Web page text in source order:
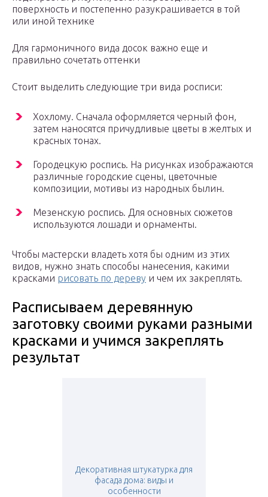
поверхность и постепенно разукрашивается в той
или иной технике
Для гармоничного вида досок важно еще и
правильно сочетать оттенки
Стоит выделить следующие три вида росписи:
Хохлому. Сначала оформляется черный фон,
затем наносятся причудливые цветы в желтых и
красных тонах.
Городецкую роспись. На рисунках изображаются
различные городские сцены, цветочные
композиции, мотивы из народных былин.
Мезенскую роспись. Для основных сюжетов
используются лошади и орнаменты.
Чтобы мастерски владеть хотя бы одним из этих
видов, нужно знать способы нанесения, какими
красками рисовать по дереву и чем их закреплять.
Расписываем деревянную
заготовку своими руками разными
красками и учимся закреплять
результат
Декоративная штукатурка для
фасада дома: виды и
особенности